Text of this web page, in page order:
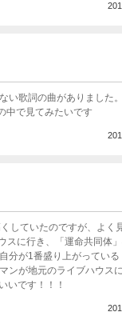
がありました。 しかしコミッ
中で見てみたいです
していたのですが、よく
に行き、「運命共同体
ンが地元のライブハウス
いです！！！